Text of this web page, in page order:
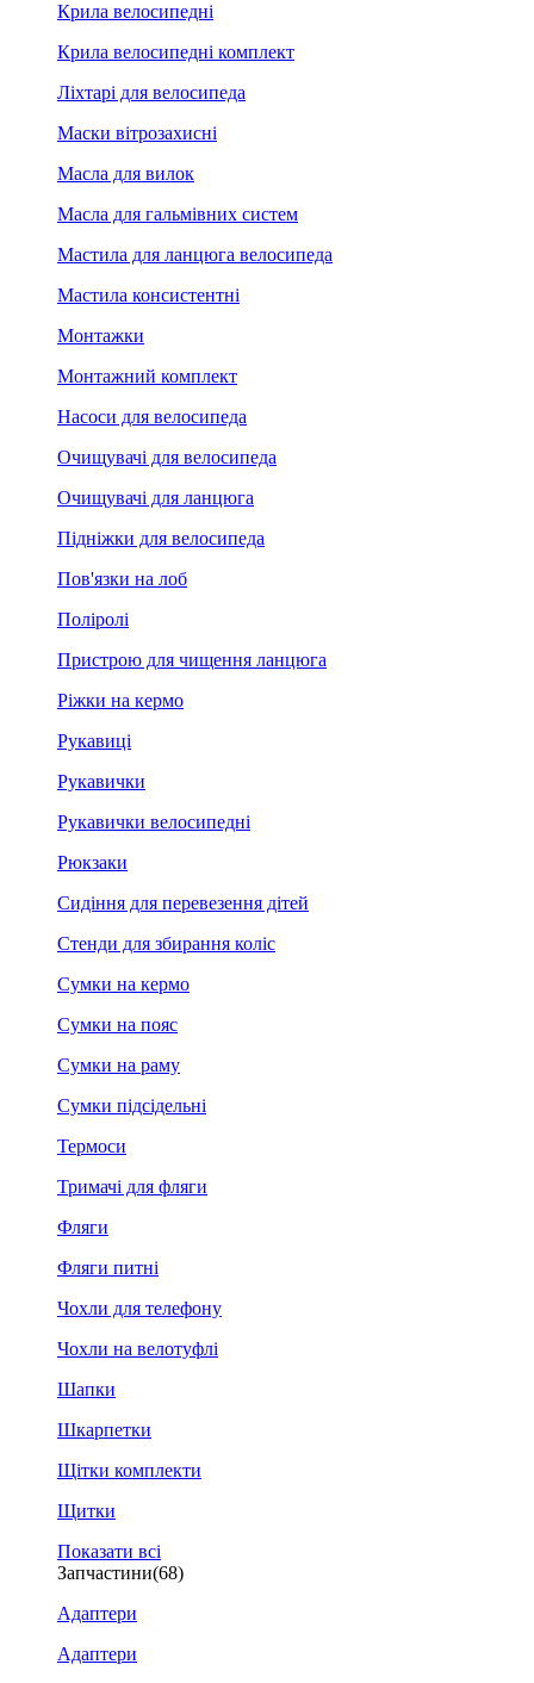
Крила велосипедні
Крила велосипедні комплект
Ліхтарі для велосипеда
Маски вітрозахисні
Масла для вилок
Масла для гальмівних систем
Мастила для ланцюга велосипеда
Мастила консистентні
Монтажки
Монтажний комплект
Насоси для велосипеда
Очищувачі для велосипеда
Очищувачі для ланцюга
Підніжки для велосипеда
Пов'язки на лоб
Поліролі
Пристрою для чищення ланцюга
Ріжки на кермо
Рукавиці
Рукавички
Рукавички велосипедні
Рюкзаки
Сидіння для перевезення дітей
Стенди для збирання коліс
Сумки на кермо
Сумки на пояс
Сумки на раму
Сумки підсідельні
Термоси
Тримачі для фляги
Фляги
Фляги питні
Чохли для телефону
Чохли на велотуфлі
Шапки
Шкарпетки
Щітки комплекти
Щитки
Показати всі
Запчастини(68)
Адаптери
Адаптери